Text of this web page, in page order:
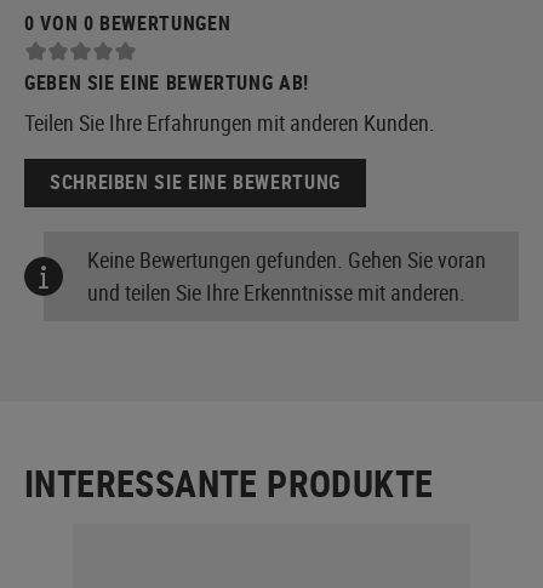
0 VON 0 BEWERTUNGEN
GEBEN SIE EINE BEWERTUNG AB!
Teilen Sie Ihre Erfahrungen mit anderen Kunden.
SCHREIBEN SIE EINE BEWERTUNG
Keine Bewertungen gefunden. Gehen Sie voran
und teilen Sie Ihre Erkenntnisse mit anderen.
INTERESSANTE PRODUKTE